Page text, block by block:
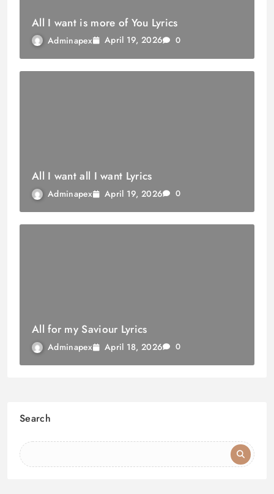
All I want is more of You Lyrics
Adminapex April 19, 2026 0
All I want all I want Lyrics
Adminapex April 19, 2026 0
All for my Saviour Lyrics
Adminapex April 18, 2026 0
Search